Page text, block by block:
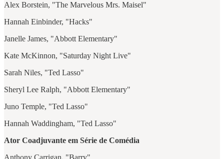
Alex Borstein, "The Marvelous Mrs. Maisel"
Hannah Einbinder, "Hacks"
Janelle James, "Abbott Elementary"
Kate McKinnon, "Saturday Night Live"
Sarah Niles, "Ted Lasso"
Sheryl Lee Ralph, "Abbott Elementary"
Juno Temple, "Ted Lasso"
Hannah Waddingham, "Ted Lasso"
Ator Coadjuvante em Série de Comédia